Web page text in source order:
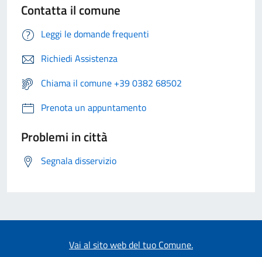
Contatta il comune
Leggi le domande frequenti
Richiedi Assistenza
Chiama il comune +39 0382 68502
Prenota un appuntamento
Problemi in città
Segnala disservizio
Vai al sito web del tuo Comune.